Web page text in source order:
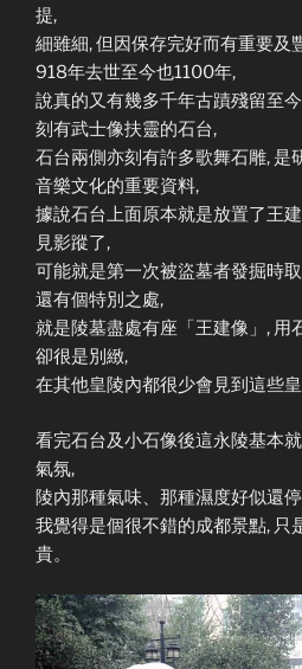
提,
細雖細, 但因保存完好而有重要及
918年去世至今也1100年,
說真的又有幾多千年古蹟殘留至
刻有武士像扶靈的石台,
石台兩側亦刻有許多歌舞石雕, 是
音樂文化的重要資料,
據說石台上面原本就是放置了王
見影蹤了,
可能就是第一次被盜墓者發掘時
還有個特別之處,
就是陵墓盡處有座「王建像」, 用
卻很是別緻,
在其他皇陵內都很少會見到這些皇
看完石台及小石像後這永陵基本
氣氛,
陵內那種氣味、那種濕度好似還
我覺得是個很不錯的成都景點, 只
貴。